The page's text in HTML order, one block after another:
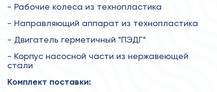
- Рабочие колеса из технопластика
- Направляющий аппарат из технопластика
- Двигатель герметичный "ПЭДГ"
- Корпус насосной части из нержавеющей
стали
Комплект поставки: